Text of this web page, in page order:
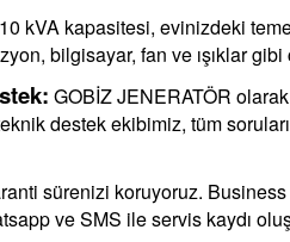
10 kVA kapasitesi, evinizdeki
bilgisayar, fan ve ışıklar
GOBİZ JENERATÖR
destek ekibimiz, tüm
sürenizi koruyoruz.
ve SMS ile servis kaydı